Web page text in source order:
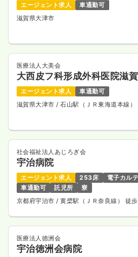
エージェント求人
車通勤可
滋賀県大津市
医療法人大美会
大西皮フ科形成外科医院滋
エージェント求人
車通勤可
滋賀県大津市 / 石山駅（ＪＲ東海道本線）
社会福祉法人あじろぎ会
宇治病院
エージェント求人 253床
電子カルテ
車通勤可
託児所
寮
京都府宇治市/ 黄檗駅（ＪＲ奈良線） 徒
医療法人徳洲会
宇治徳洲会病院